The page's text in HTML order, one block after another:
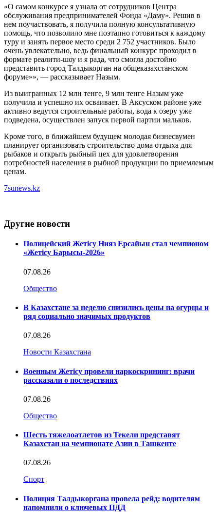
«О самом конкурсе я узнала от сотрудников Центра
обслуживания предпринимателей Фонда «Даму». Решив в
нем поучаствовать, я получила полную консультативную
помощь, что позволило мне поэтапно готовиться к каждому
туру и занять первое место среди 2 752 участников. Было
очень увлекательно, ведь финальный конкурс проходил в
формате реалити-шоу и я рада, что смогла достойно
представить город Талдыкорган на общеказахстанском
форуме»», — рассказывает Назым.
Из выигранных 12 млн тенге, 9 млн тенге Назым уже
получила и успешно их осваивает. В Аксуском районе уже
активно ведутся строительные работы, вода к озеру уже
подведена, осуществлен запуск первой партии мальков.
Кроме того, в ближайшем будущем молодая бизнесвумен
планирует организовать строительство дома отдыха для
рыбаков и открыть рыбный цех для удовлетворения
потребностей населения в рыбной продукции по приемлемым
ценам.
7sunews.kz
Другие новости
Полицейский Жетісу Нияз Ерсайын стал чемпионом
«Жетісу Барысы-2026»
07.08.26
Общество
В Казахстане за неделю снизились цены на огурцы и
ряд социально значимых продуктов
07.08.26
Новости Казахстана
Военным Жетісу провели наркоскрининг: врачи
рассказали о последствиях
07.08.26
Общество
Шесть тяжелоатлетов из Текели представят
Казахстан на чемпионате Азии в Ташкенте
07.08.26
Спорт
Полиция Талдыкоргана провела рейд: водителям
напомнили о ключевых ПДД